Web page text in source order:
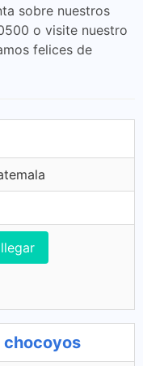
sobre nuestros
o visite nuestro
felices de
chocoyos